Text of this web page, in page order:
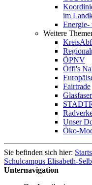
im
Energie-
Weitere
ÖPNV
Öffi's
Fairtrade
Unser
Öko-
Sie befinden sich hier:
Schulcampus Elisabeth-
Unternavigation